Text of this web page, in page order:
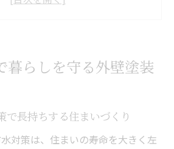
める外壁塗装の最新技術を解説
防水工事で安心な暮らしを実現
装費用を賢く抑える秘訣
暮らしを守る外壁塗装
で長持ちする住まいづくり
対策は、住まいの寿命を大きく左